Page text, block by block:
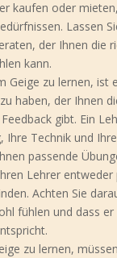
kaufen oder
Lassen
der Ihnen die
kann.
Geige zu lernen, ist
haben, der Ihnen
gibt. Ein
Ihre Technik und
passende
Lehrer
Achten Sie
fühlen und dass er
zu lernen,